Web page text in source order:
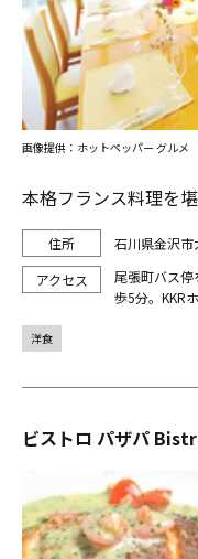
本格フランス料理を
石川県金沢市
尾張町バス
歩5分。KKR
画像提供：ホットペッパー グルメ
洋食
ビストロ パザパ